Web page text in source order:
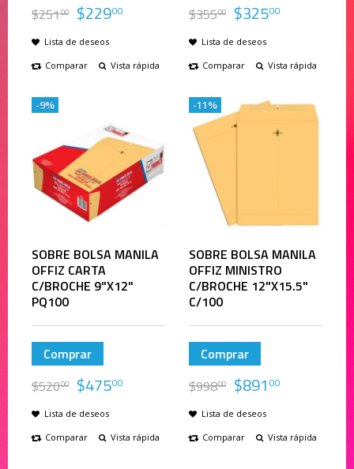
$25100 $22900
Lista de deseos
Comparar
Vista rápida
$35500 $32500
Lista de deseos
Comparar
Vista rápida
SOBRE BOLSA MANILA
OFFIZ CARTA
C/BROCHE 9"X12"
PQ100
Comprar
$52000 $47500
Lista de deseos
Comparar
Vista rápida
-9%
SOBRE BOLSA MANILA
OFFIZ MINISTRO
C/BROCHE 12"X15.5"
C/100
Comprar
$99800 $891 00
Lista de deseos
Comparar
Vista rápida
-11%